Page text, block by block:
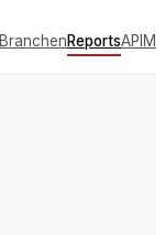
BranchenReportsAPI